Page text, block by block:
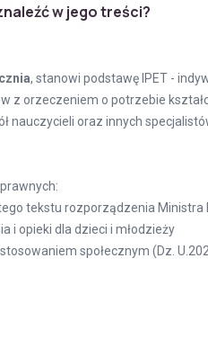
w jego treści?
, stanowi podstawę IPET -
z orzeczeniem o potrzebie
nauczycieli oraz innych
tekstu rozporządzenia Ministra
i opieki dla dzieci i młodzieży
społecznym (Dz.